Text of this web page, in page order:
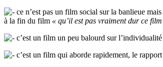
ce n’est pas un film social sur la banlieue
à la fin du film « qu’il est pas vraiment dur ce film
c’est un film un peu balourd sur
c’est un film qui aborde rapidement, le